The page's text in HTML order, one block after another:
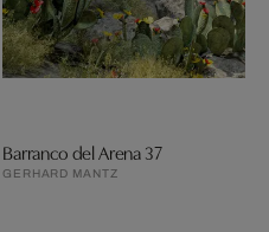
Barranco del Arena 37
GERHARD MANTZ